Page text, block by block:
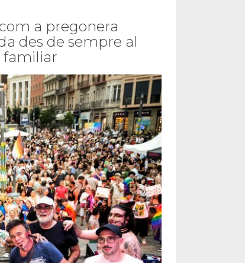
a pregonera
des de sempre al
familiar